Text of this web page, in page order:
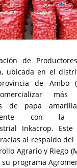
SOMOS
de
ubicada en el
de Ambo
de papa
con la
Inkacrop.
al respaldo
Agrario y Riego
programa